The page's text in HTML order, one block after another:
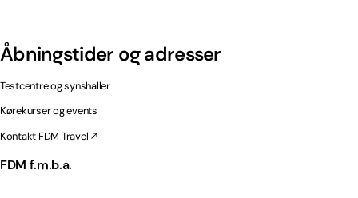
Åbningstider og adresser
Testcentre og synshaller
Kørekurser og events
Kontakt FDM Travel
FDM f.m.b.a.